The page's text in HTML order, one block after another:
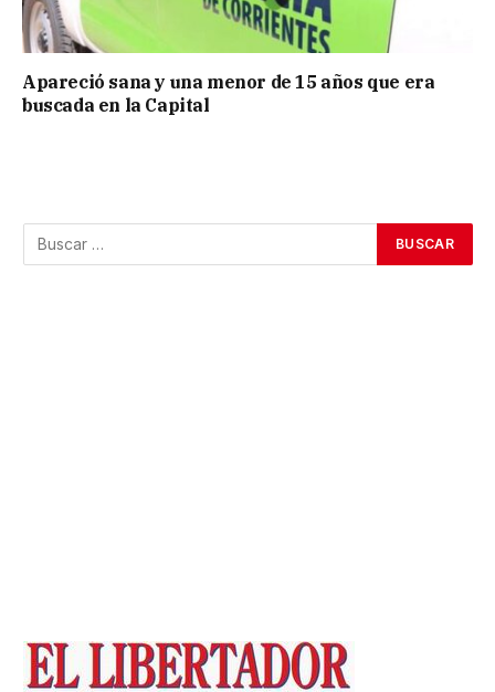
Apareció sana y una menor de 15 años que era
buscada en la Capital